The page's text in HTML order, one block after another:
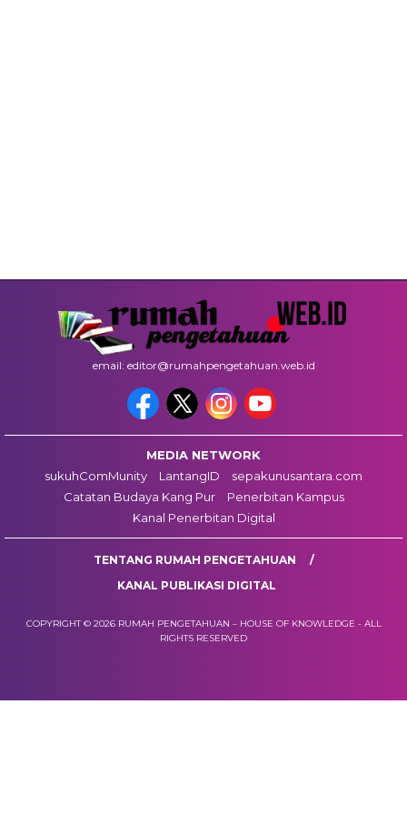
email: editor@rumahpengetahuan.web.id
MEDIA NETWORK
sukuhComMunity
LantangID
sepakunusantara.com
Catatan Budaya Kang Pur
Penerbitan Kampus
Kanal Penerbitan Digital
TENTANG RUMAH PENGETAHUAN
KANAL PUBLIKASI DIGITAL
COPYRIGHT © 2026 RUMAH PENGETAHUAN – HOUSE OF KNOWLEDGE - ALL
RIGHTS RESERVED